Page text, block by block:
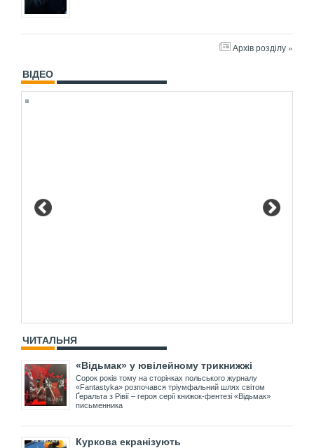
Архів розділу »
ВІДЕО
ЧИТАЛЬНЯ
«Відьмак» у ювілейному трикнижжі
Сорок років тому на сторінках польського журналу
«Fantastyka» розпочався тріумфальний шлях світом
Ґеральта з Рівії – героя серії книжок-фентезі «Відьмак»
письменника
Куркова екранізують